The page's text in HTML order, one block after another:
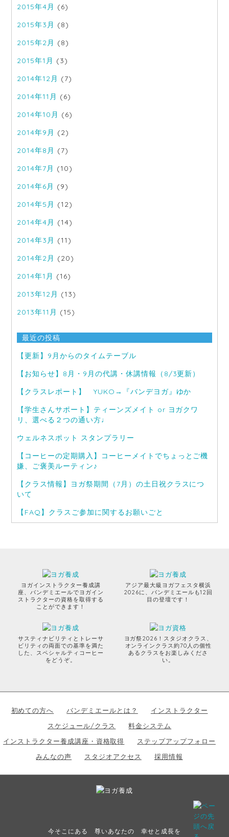
2015年4月 (6)
2015年3月 (8)
2015年2月 (8)
2015年1月 (3)
2014年12月 (7)
2014年11月 (6)
2014年10月 (6)
2014年9月 (2)
2014年8月 (7)
2014年7月 (10)
2014年6月 (9)
2014年5月 (12)
2014年4月 (14)
2014年3月 (11)
2014年2月 (20)
2014年1月 (16)
2013年12月 (13)
2013年11月 (15)
最近の投稿
【更新】9月からのタイムテーブル
【お知らせ】8月・9月の代講・休講情報（8/3更新）
【クラスレポート】 YUKO→『バンデヨガ』ゆか
【学生さんサポート】ティーンズメイト or ヨガクワ
リ、選べる２つの通い方♩
ウェルネスポット スタンプラリー
【コーヒーの定期購入】コーヒーメイトでちょっとご機
嫌、ご褒美ルーティン♪
【クラス情報】ヨガ祭期間（7月）の土日祝クラスにつ
いて
【FAQ】クラスご参加に関するお願いごと
ヨガインストラクター養成講
座、バンデミエールでヨガイン
ストラクターの資格を取得する
ことができます！
アジア最大級ヨガフェスタ横浜
2026に、バンデミエールも12回
目の登壇です！
サスティナビリティとトレーサ
ビリティの両面での基準を満た
した、スペシャルティコーヒー
をどうぞ。
ヨガ祭2026！スタジオクラス、
オンラインクラス約70人の個性
あるクラスをお楽しみくださ
い。
初めての方へ バンデミエールとは？
インストラクター
スケジュール/クラス
料金システム
インストラクター養成講座・資格取得
ステップアップフォロー
みんなの声
スタジオアクセス 採用情報
今そこにある 尊いあなたの 幸せと成長を